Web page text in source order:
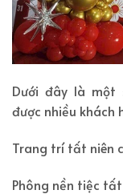
Dưới đây là
được nhiều khách
Trang trí tất niên
Phông nền tiệc